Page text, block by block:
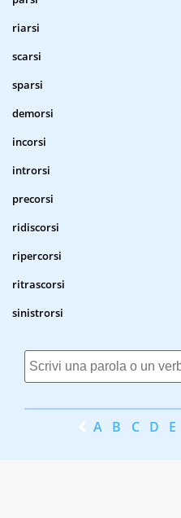
riarsi
scarsi
sparsi
demorsi
incorsi
introrsi
precorsi
ridiscorsi
ripercorsi
ritrascorsi
sinistrorsi
A B C D E